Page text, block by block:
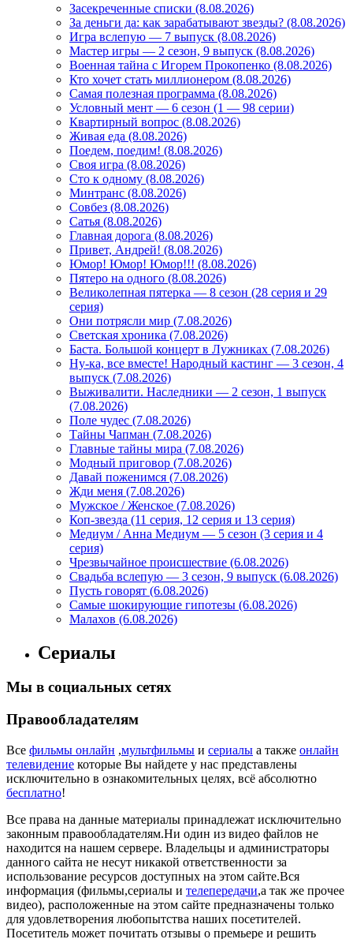
Засекреченные списки (8.08.2026)
За деньги да: как зарабатывают звезды? (8.08.2026)
Игра вслепую — 7 выпуск (8.08.2026)
Мастер игры — 2 сезон, 9 выпуск (8.08.2026)
Военная тайна с Игорем Прокопенко (8.08.2026)
Кто хочет стать миллионером (8.08.2026)
Самая полезная программа (8.08.2026)
Условный мент — 6 сезон (1 — 98 серии)
Квартирный вопрос (8.08.2026)
Живая еда (8.08.2026)
Поедем, поедим! (8.08.2026)
Своя игра (8.08.2026)
Сто к одному (8.08.2026)
Минтранс (8.08.2026)
Совбез (8.08.2026)
Сатья (8.08.2026)
Главная дорога (8.08.2026)
Привет, Андрей! (8.08.2026)
Юмор! Юмор! Юмор!!! (8.08.2026)
Пятеро на одного (8.08.2026)
Великолепная пятерка — 8 сезон (28 серия и 29
серия)
Они потрясли мир (7.08.2026)
Светская хроника (7.08.2026)
Баста. Большой концерт в Лужниках (7.08.2026)
Ну-ка, все вместе! Народный кастинг — 3 сезон, 4
выпуск (7.08.2026)
Выживалити. Наследники — 2 сезон, 1 выпуск
(7.08.2026)
Поле чудес (7.08.2026)
Тайны Чапман (7.08.2026)
Главные тайны мира (7.08.2026)
Модный приговор (7.08.2026)
Давай поженимся (7.08.2026)
Жди меня (7.08.2026)
Мужское / Женское (7.08.2026)
Коп-звезда (11 серия, 12 серия и 13 серия)
Медиум / Анна Медиум — 5 сезон (3 серия и 4
серия)
Чрезвычайное происшествие (6.08.2026)
Свадьба вслепую — 3 сезон, 9 выпуск (6.08.2026)
Пусть говорят (6.08.2026)
Самые шокирующие гипотезы (6.08.2026)
Малахов (6.08.2026)
Сериалы
Мы в социальных сетях
Правообладателям
Все фильмы онлайн ,мультфильмы и сериалы а также онлайн
телевидение которые Вы найдете у нас представлены
исключительно в ознакомительных целях, всё абсолютно
бесплатно!
Все права на данные материалы принадлежат исключительно
законным правообладателям.Ни один из видео файлов не
находится на нашем сервере. Владельцы и администраторы
данного сайта не несут никакой ответственности за
использование ресурсов доступных на этом сайте.Вся
информация (фильмы,сериалы и телепередачи,а так же прочее
видео), расположенные на этом сайте предназначены только
для удовлетворения любопытства наших посетителей.
Посетитель может почитать отзывы о премьере и решить